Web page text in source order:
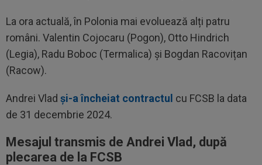
La ora actuală, în Polonia mai evoluează alți patru
români. Valentin Cojocaru (Pogon), Otto Hindrich
(Legia), Radu Boboc (Termalica) și Bogdan Racovițan
(Racow).
Andrei Vlad și-a încheiat contractul cu FCSB la data
de 31 decembrie 2024.
Mesajul transmis de Andrei Vlad, după
plecarea de la FCSB